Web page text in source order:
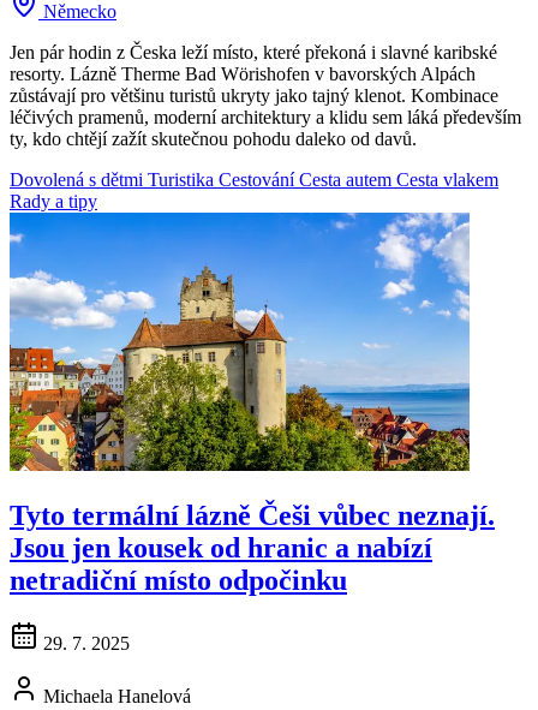
Německo
Jen pár hodin z Česka leží místo, které překoná i slavné karibské
resorty. Lázně Therme Bad Wörishofen v bavorských Alpách
zůstávají pro většinu turistů ukryty jako tajný klenot. Kombinace
léčivých pramenů, moderní architektury a klidu sem láká především
ty, kdo chtějí zažít skutečnou pohodu daleko od davů.
Dovolená s dětmi Turistika CestováníCesta autem Cesta vlakem
Rady a tipy
Tyto termální lázně Češi vůbec neznají.
Jsou jen kousek od hranic a nabízí
netradiční místo odpočinku
29. 7. 2025
Michaela Hanelová